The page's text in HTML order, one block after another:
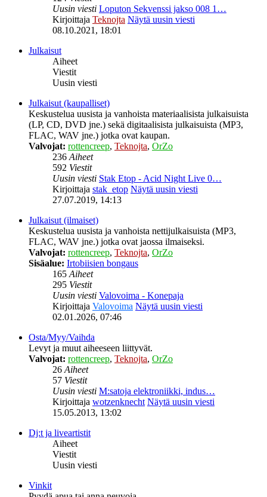
Uusin viesti Loputon Sekvenssi jakso 008 1…
Kirjoittaja Teknojta Näytä uusin viesti
08.10.2021, 18:01
Julkaisut
Aiheet
Viestit
Uusin viesti
Julkaisut (kaupalliset)
Keskustelua uusista ja vanhoista materiaalisista julkaisuista
(LP, CD, DVD jne.) sekä digitaalisista julkaisuista (MP3,
FLAC, WAV jne.) jotka ovat kaupan.
Valvojat: rottencreep, Teknojta, OrZo
236Aiheet
592 Viestit
Uusin viesti Stak Etop - Acid Night Live 0…
Kirjoittaja stak_etop Näytä uusin viesti
27.07.2019, 14:13
Julkaisut (ilmaiset)
Keskustelua uusista ja vanhoista nettijulkaisuista (MP3,
FLAC, WAV jne.) jotka ovat jaossa ilmaiseksi.
Valvojat: rottencreep, Teknojta, OrZo
Sisäalue: Irtobiisien bongaus
165Aiheet
295 Viestit
Uusin viesti Valovoima - Konepaja
Kirjoittaja Valovoima Näytä uusin viesti
02.01.2026, 07:46
Osta/Myy/Vaihda
Levyt ja muut aiheeseen liittyvät.
Valvojat: rottencreep, Teknojta, OrZo
26Aiheet
57 Viestit
Uusin viesti M:satoja elektroniikki, indus…
Kirjoittaja wotzenknecht Näytä uusin viesti
15.05.2013, 13:02
Dj:t ja liveartistit
Aiheet
Viestit
Uusin viesti
Vinkit